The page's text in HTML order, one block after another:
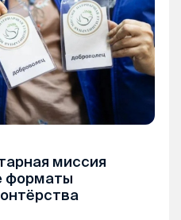
миссия
форматы